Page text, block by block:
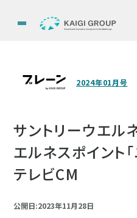
2024年01月号
サントリーウエル
エルネスポイント
テレビCM
公開日:2023年11月28日